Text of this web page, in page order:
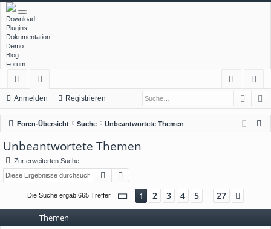
Download
Plugins
Dokumentation
Demo
Blog
Forum
ch
ne
llz
ug
rif
or
en
m
el
ist
rie
Anmelden Registrieren
Foren-Übersicht Suche Unbeantwortete Themen
Unbeantwortete Themen
Zur erweiterten Suche
Suche
Die Suche ergab 665 Treffer Seite 1 von 27
1 2 3 4 5 27
Themen